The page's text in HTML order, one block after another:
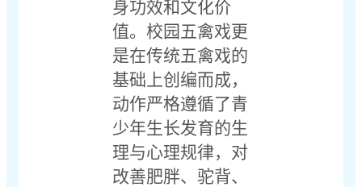
身功效和文化价
值。校园五禽戏更
是在传统五禽戏的
基础上创编而成，
动作严格遵循了青
少年生长发育的生
理与心理规律，对
改善肥胖、驼背、